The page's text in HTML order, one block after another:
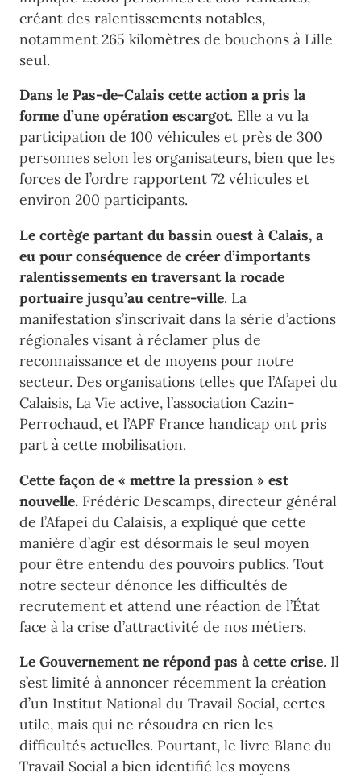
créant des ralentissements notables,
notamment 265 kilomètres de bouchons à Lille
seul.
Dans le Pas-de-Calais cette action a pris la
forme d’une opération escargot. Elle a vu la
participation de 100 véhicules et près de 300
personnes selon les organisateurs, bien que les
forces de l’ordre rapportent 72 véhicules et
environ 200 participants.
Le cortège partant du bassin ouest à Calais, a
eu pour conséquence de créer d’importants
ralentissements en traversant la rocade
portuaire jusqu’au centre-ville. La
manifestation s’inscrivait dans la série d’actions
régionales visant à réclamer plus de
reconnaissance et de moyens pour notre
secteur. Des organisations telles que l’Afapei du
Calaisis, La Vie active, l’association Cazin-
Perrochaud, et l’APF France handicap ont pris
part à cette mobilisation.
Cette façon de « mettre la pression » est
nouvelle. Frédéric Descamps, directeur général
de l’Afapei du Calaisis, a expliqué que cette
manière d’agir est désormais le seul moyen
pour être entendu des pouvoirs publics. Tout
notre secteur dénonce les difficultés de
recrutement et attend une réaction de l’État
face à la crise d’attractivité de nos métiers.
Le Gouvernement ne répond pas à cette crise. Il
s’est limité à annoncer récemment la création
d’un Institut National du Travail Social, certes
utile, mais qui ne résoudra en rien les
difficultés actuelles. Pourtant, le livre Blanc du
Travail Social a bien identifié les moyens